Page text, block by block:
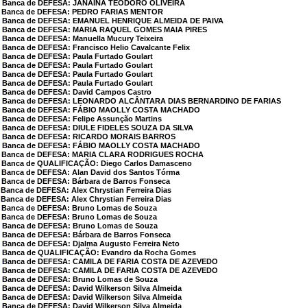
Banca de DEFESA: JANAINA TEODORO OLIVEIRA
Banca de DEFESA: PEDRO FARIAS MENTOR
Banca de DEFESA: EMANUEL HENRIQUE ALMEIDA DE PAIVA
Banca de DEFESA: MARIA RAQUEL GOMES MAIA PIRES
Banca de DEFESA: Manuella Mucury Teixeira
Banca de DEFESA: Francisco Helio Cavalcante Felix
Banca de DEFESA: Paula Furtado Goulart
Banca de DEFESA: Paula Furtado Goulart
Banca de DEFESA: Paula Furtado Goulart
Banca de DEFESA: Paula Furtado Goulart
Banca de DEFESA: David Campos Castro
Banca de DEFESA: LEONARDO ALCÂNTARA DIAS BERNARDINO DE FARIAS
Banca de DEFESA: FÁBIO MAOLLY COSTA MACHADO
Banca de DEFESA: Felipe Assunção Martins
Banca de DEFESA: DIULE FIDELES SOUZA DA SILVA
Banca de DEFESA: RICARDO MORAIS BARROS
Banca de DEFESA: FÁBIO MAOLLY COSTA MACHADO
Banca de DEFESA: MARIA CLARA RODRIGUES ROCHA
Banca de QUALIFICAÇÃO: Diego Carlos Damasceno
Banca de DEFESA: Alan David dos Santos Tórma
Banca de DEFESA: Bárbara de Barros Fonseca
Banca de DEFESA: Alex Chrystian Ferreira Dias
Banca de DEFESA: Alex Chrystian Ferreira Dias
Banca de DEFESA: Bruno Lomas de Souza
Banca de DEFESA: Bruno Lomas de Souza
Banca de DEFESA: Bruno Lomas de Souza
Banca de DEFESA: Bárbara de Barros Fonseca
Banca de DEFESA: Djalma Augusto Ferreira Neto
Banca de QUALIFICAÇÃO: Evandro da Rocha Gomes
Banca de DEFESA: CAMILA DE FARIA COSTA DE AZEVEDO
Banca de DEFESA: CAMILA DE FARIA COSTA DE AZEVEDO
Banca de DEFESA: Bruno Lomas de Souza
Banca de DEFESA: David Wilkerson Silva Almeida
Banca de DEFESA: David Wilkerson Silva Almeida
Banca de DEFESA: David Wilkerson Silva Almeida